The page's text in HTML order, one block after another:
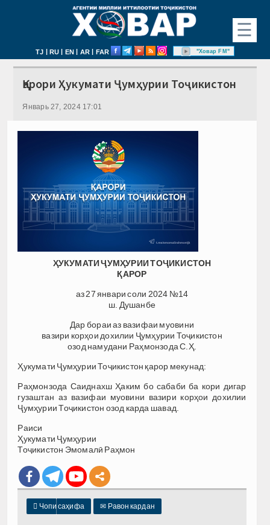
☰
TJ | RU | EN | AR | FAR "Ховар FM"
Қарори Ҳукумати Ҷумҳурии Тоҷикистон
Январь 27, 2024 17:01
ҲУКУМАТИ ҶУМҲУРИИ ТОҶИКИСТОН
ҚАРОР
аз 27 январи соли 2024 №14
ш. Душанбе
Дар бораи аз вазифаи муовини
вазири корҳои дохилии Ҷумҳурии Тоҷикистон
озод намудани Раҳмонзода С.Ҳ.
Ҳукумати Ҷумҳурии Тоҷикистон қарор мекунад:
Раҳмонзода Саиднахш Ҳаким бо сабаби ба кори дигар
гузаштан аз вазифаи муовини вазири корҳои дохилии
Ҷумҳурии Тоҷикистон озод карда шавад.
Раиси
Ҳукумати Ҷумҳурии
Тоҷикистон Эмомалӣ Раҳмон
 Чопи саҳифа ✉ Равон кардан